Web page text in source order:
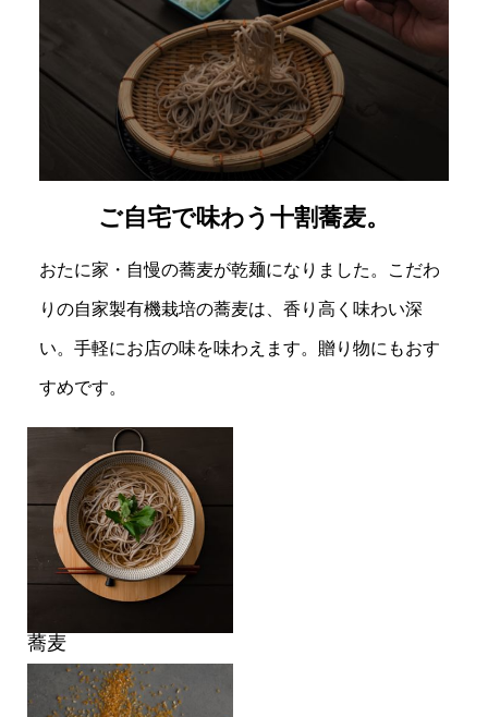
ご自宅で味わう十割蕎麦。
おたに家・自慢の蕎麦が乾麺になりました。こだわ
りの自家製有機栽培の蕎麦は、香り高く味わい深
い。手軽にお店の味を味わえます。贈り物にもおす
すめです。
蕎麦